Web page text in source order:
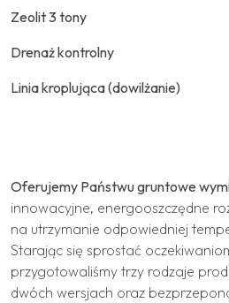
Zeolit 3 tony
Drenaż kontrolny
Linia kroplująca (dowilżanie)
Oferujemy Państwu gruntowe
innowacyjne, energooszczędne
na utrzymanie odpowiedniej
Starając się sprostać
przygotowaliśmy trzy rodzaje
dwóch wersjach oraz